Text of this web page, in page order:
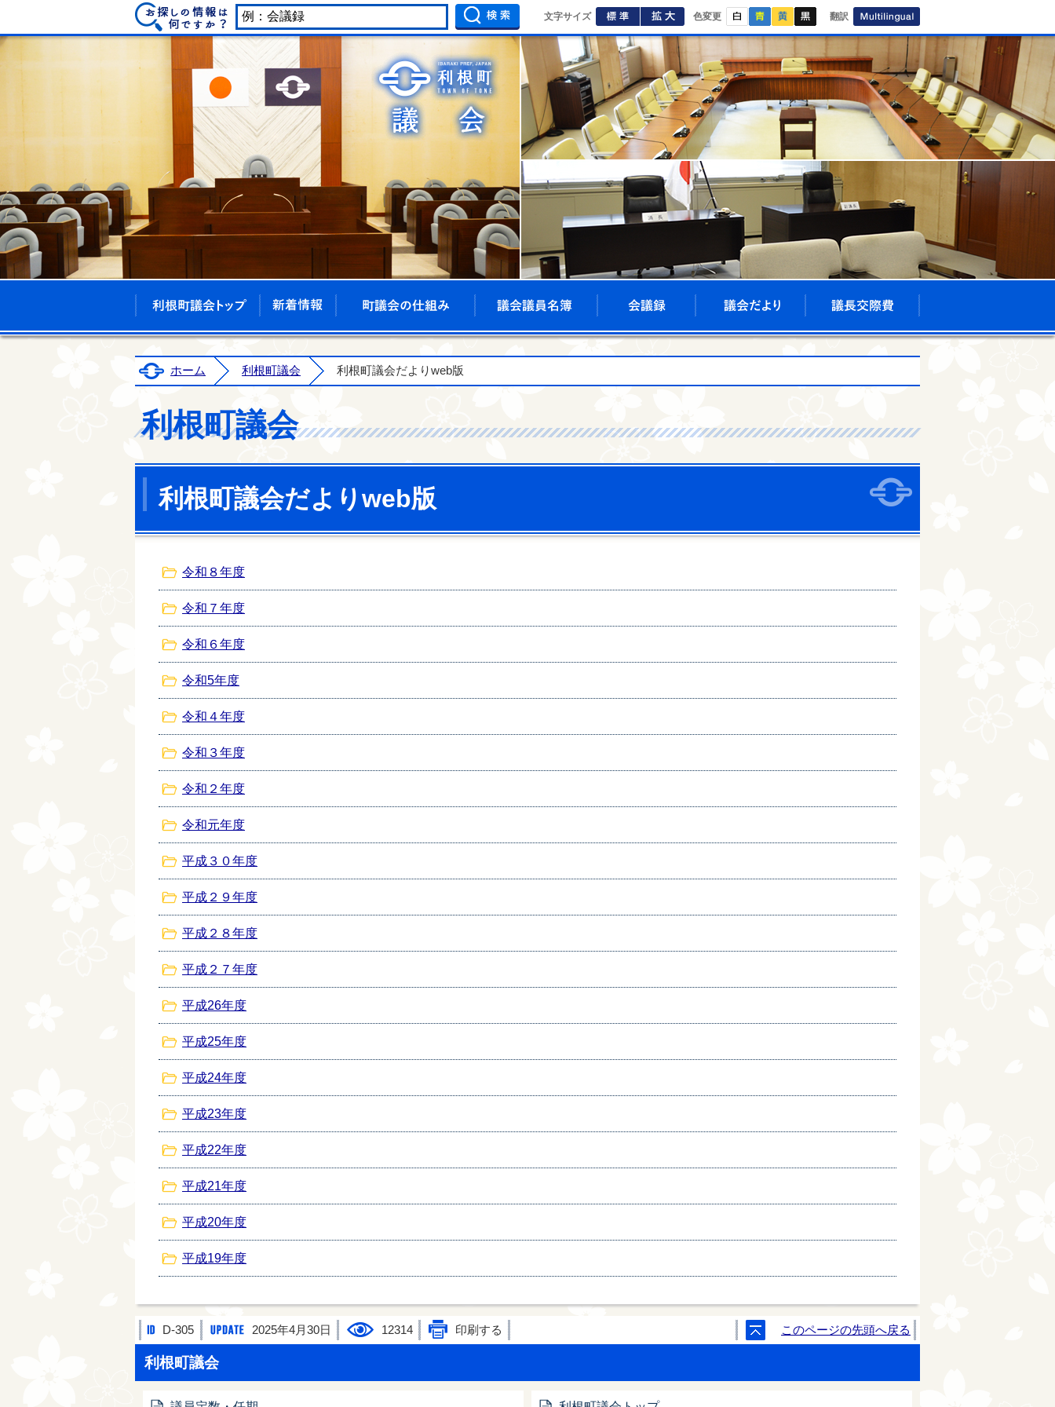
利根町議会ホームページ
文字サイズ 標準 拡大
色変更 白 青 黄 翻訳
利根町議会トップ新着情報 町議会の仕組み 議会議員名簿 会議録 議会だより
ホーム 利根町議会 利根町議会だよりweb版
利根町議会
利根町議会だよりweb版
令和８年度
令和７年度
令和６年度
令和5年度
令和４年度
令和３年度
令和２年度
令和元年度
平成３０年度
平成２９年度
平成２８年度
平成２７年度
平成26年度
平成25年度
平成24年度
平成23年度
平成22年度
平成21年度
平成20年度
平成19年度
D-305 2025年4月30日 12314 印刷する このページの先頭へ戻る
利根町議会